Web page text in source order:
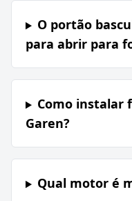
O portão
para abrir para
Como instalar
Garen?
Qual motor é